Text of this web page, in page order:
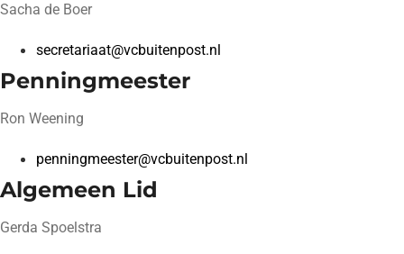
Sacha de Boer
secretariaat@vcbuitenpost.nl
Penningmeester
Ron Weening
penningmeester@vcbuitenpost.nl
Algemeen Lid
Gerda Spoelstra